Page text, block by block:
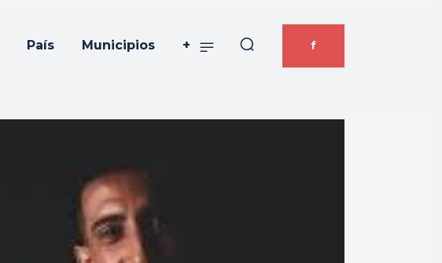
País Municipios + f